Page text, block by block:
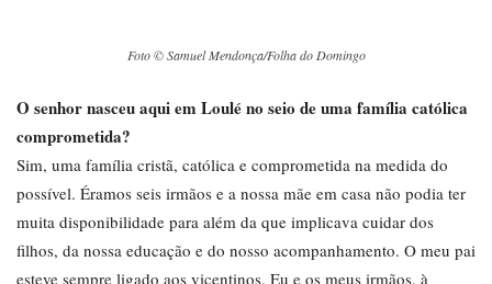
Foto © Samuel Mendonça/Folha do Domingo
O senhor nasceu aqui em Loulé no seio de uma família católica
comprometida?
Sim, uma família cristã, católica e comprometida na medida do
possível. Éramos seis irmãos e a nossa mãe em casa não podia ter
muita disponibilidade para além da que implicava cuidar dos
filhos, da nossa educação e do nosso acompanhamento. O meu pai
esteve sempre ligado aos vicentinos. Eu e os meus irmãos, à